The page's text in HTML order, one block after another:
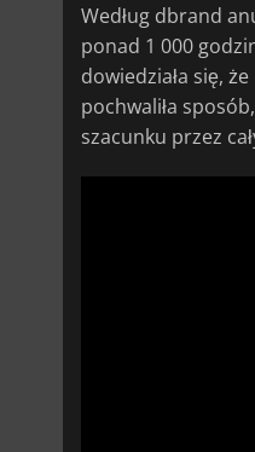
Według dbrand
ponad 1 000
dowiedziała się,
pochwaliła
szacunku przez